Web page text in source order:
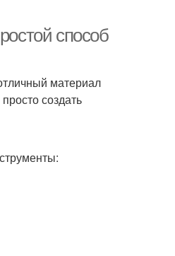
способ
материал
создать